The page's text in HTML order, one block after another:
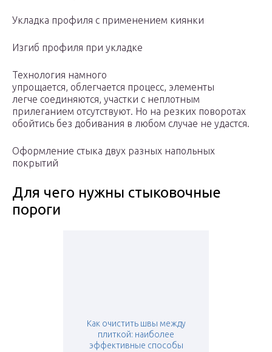
Укладка профиля с применением киянки
Изгиб профиля при укладке
Технология намного
упрощается, облегчается процесс, элементы
легче соединяются, участки с неплотным
прилеганием отсутствуют. Но на резких поворотах
обойтись без добивания в любом случае не удастся.
Оформление стыка двух разных напольных
покрытий
Для чего нужны стыковочные
пороги
Как очистить швы между
плиткой: наиболее
эффективные способы